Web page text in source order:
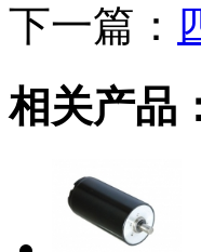
下一篇：
相关产品